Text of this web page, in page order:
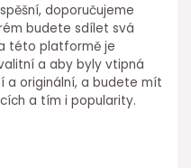
doporučujeme
budete sdílet svá
této platformě je
a aby byly vtipná
a originální, a budete mít
a tím i popularity.